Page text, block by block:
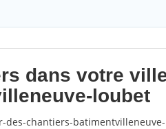
dans votre
loubet
des-chantiers-